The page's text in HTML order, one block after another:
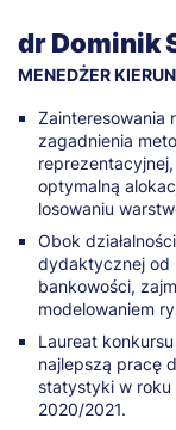
dr Dominik
MENEDŻER
Zainteresowania
zagadnienia
optymalną
losowaniu
Obok
dydaktycznej od
bankowości,
modelowaniem
Laureat
najlepszą pracę
statystyki w roku
2020/2021.